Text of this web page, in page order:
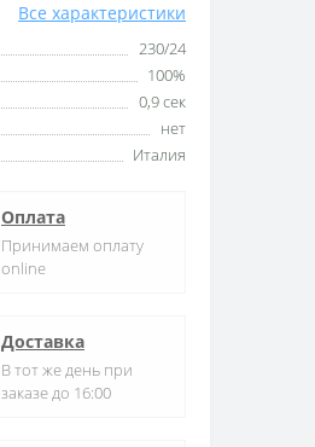
Все характеристики
230/24
100%
0,9 сек
нет
Италия
Оплата
Принимаем оплату
online
Доставка
В тот же день при
заказе до 16:00